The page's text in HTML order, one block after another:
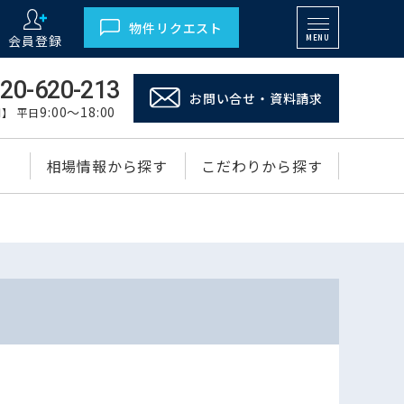
会員登録
物件リクエスト
MENU
620-213
平日9:00～18:00
お問い合せ・資料請求
相場情報から探す こだわりから探す